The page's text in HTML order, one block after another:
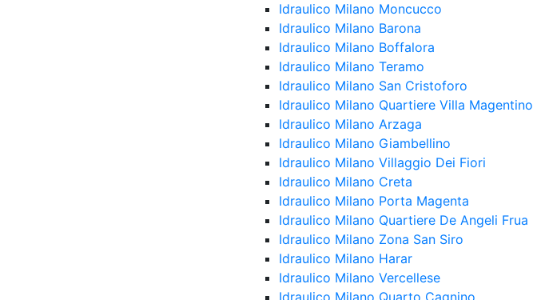
Idraulico Milano Moncucco
Idraulico Milano Barona
Idraulico Milano Boffalora
Idraulico Milano Teramo
Idraulico Milano San Cristoforo
Idraulico Milano Quartiere Villa Magentino
Idraulico Milano Arzaga
Idraulico Milano Giambellino
Idraulico Milano Villaggio Dei Fiori
Idraulico Milano Creta
Idraulico Milano Porta Magenta
Idraulico Milano Quartiere De Angeli Frua
Idraulico Milano Zona San Siro
Idraulico Milano Harar
Idraulico Milano Vercellese
Idraulico Milano Quarto Cagnino